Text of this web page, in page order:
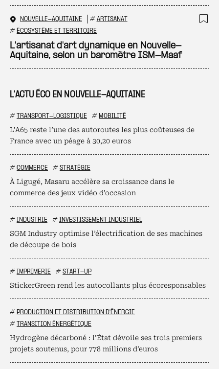
L’ACTU ÉCO EN NOUVELLE-AQUITAINE
# TRANSPORT-LOGISTIQUE # MOBILITÉ
L’A65 reste l’une des autoroutes les plus coûteuses de
France avec un péage à 30,20 euros
# COMMERCE # STRATÉGIE
À Ligugé, Masaru accélère sa croissance dans le
commerce des jeux vidéo d’occasion
# INDUSTRIE # INVESTISSEMENT INDUSTRIEL
SGM Industry optimise l’électrification de ses machines
de découpe de bois
# IMPRIMERIE # START-UP
StickerGreen rend les autocollants plus écoresponsables
# PRODUCTION ET DISTRIBUTION D'ÉNERGIE
# TRANSITION ÉNERGÉTIQUE
Hydrogène décarboné : l’État dévoile ses trois premiers
projets soutenus, pour 778 millions d’euros
NOUVELLE-AQUITAINE # ARTISANAT
# ÉCOSYSTÈME ET TERRITOIRE
L'artisanat d'art dynamique en Nouvelle-
Aquitaine, selon un baromètre ISM-Maaf